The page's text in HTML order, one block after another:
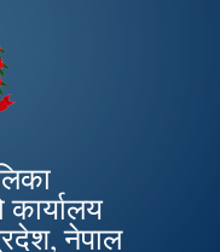
नेपाल